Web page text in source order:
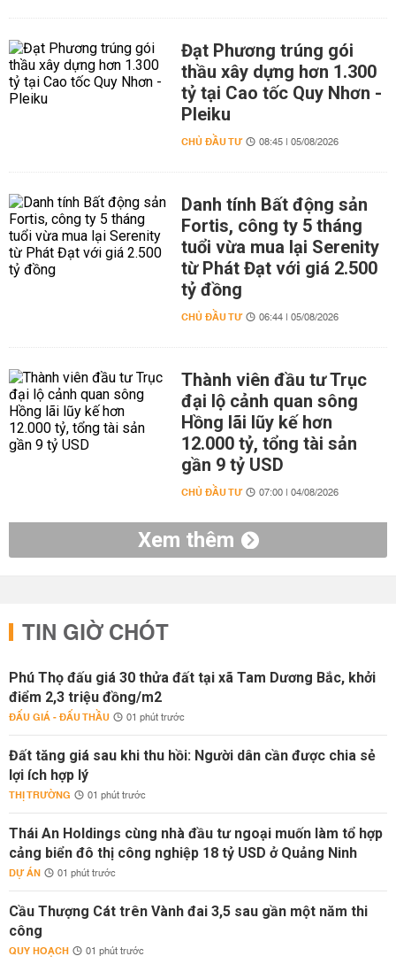
Đạt Phương trúng gói
thầu xây dựng hơn 1.300
tỷ tại Cao tốc Quy Nhơn -
Pleiku
CHỦ ĐẦU TƯ 08:45 | 05/08/2026
Danh tính Bất động sản
Fortis, công ty 5 tháng
tuổi vừa mua lại Serenity
từ Phát Đạt với giá 2.500
tỷ đồng
CHỦ ĐẦU TƯ 06:44 | 05/08/2026
Thành viên đầu tư Trục
đại lộ cảnh quan sông
Hồng lãi lũy kế hơn
12.000 tỷ, tổng tài sản
gần 9 tỷ USD
CHỦ ĐẦU TƯ 07:00 | 04/08/2026
Xem thêm
TIN GIỜ CHÓT
Phú Thọ đấu giá 30 thửa đất tại xã Tam Dương Bắc, khởi
điểm 2,3 triệu đồng/m2
ĐẤU GIÁ - ĐẤU THẦU 01 phút trước
Đất tăng giá sau khi thu hồi: Người dân cần được chia sẻ
lợi ích hợp lý
THỊ TRƯỜNG 01 phút trước
Thái An Holdings cùng nhà đầu tư ngoại muốn làm tổ hợp
cảng biển đô thị công nghiệp 18 tỷ USD ở Quảng Ninh
DỰ ÁN 01 phút trước
Cầu Thượng Cát trên Vành đai 3,5 sau gần một năm thi
công
QUY HOẠCH 01 phút trước